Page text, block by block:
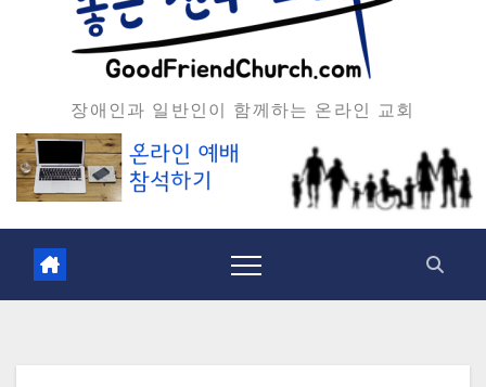
장애인과 일반인이 함께하는 온라인 교회